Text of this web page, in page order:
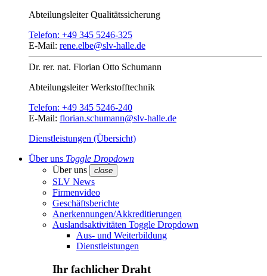
AbteilungsleiterQualitätssicherung
Telefon: +49 345 5246-325
E-Mail: rene.elbe@slv-halle.de
Dr. rer. nat. Florian Otto Schumann
AbteilungsleiterWerkstofftechnik
Telefon: +49 345 5246-240
E-Mail: florian.schumann@slv-halle.de
Dienstleistungen (Übersicht)
Über uns Toggle Dropdown
Über uns
close
SLV News
Firmenvideo
Geschäftsberichte
Anerkennungen/Akkreditierungen
Auslandsaktivitäten Toggle Dropdown
Aus- und Weiterbildung
Dienstleistungen
Ihr fachlicher Draht